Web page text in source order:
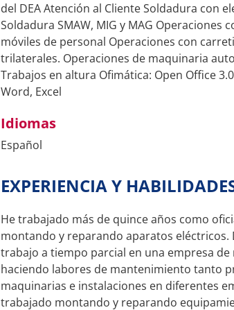
del DEA Atención al Cliente Soldadura con
Soldadura SMAW, MIG y MAG Operaciones
móviles de personal Operaciones con
trilaterales. Operaciones de maquinaria
Trabajos en altura Ofimática: Open Office
Word, Excel
Idiomas
Español
EXPERIENCIA Y
He trabajado más de quince años como
montando y reparando aparatos
trabajo a tiempo parcial en una empresa
haciendo labores de mantenimiento tanto
maquinarias e instalaciones en diferentes
trabajado montando y reparando